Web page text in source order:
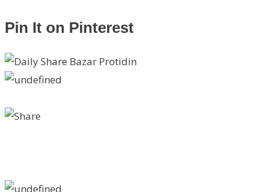
Pin It on Pinterest